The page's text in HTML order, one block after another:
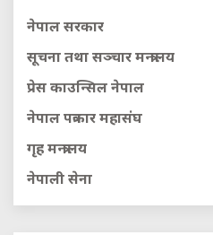
नेपाल सरकार
सूचना तथा सञ्चार मन्त्रालय
प्रेस काउन्सिल नेपाल
नेपाल पत्रकार महासंघ
गृह मन्त्रालय
नेपाली सेना